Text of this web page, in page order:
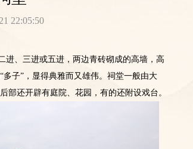
22:05:50
、三进或五进，两边青砖砌成的高墙，高
子”，显得典雅而又雄伟。祠堂一般由大
部还开辟有庭院、花园，有的还附设戏台。